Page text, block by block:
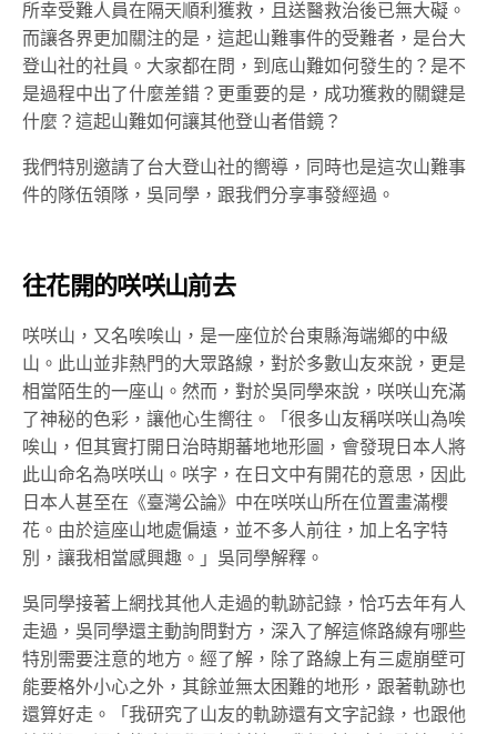
所幸受難人員在隔天順利獲救，且送醫救治後已無大礙。
而讓各界更加關注的是，這起山難事件的受難者，是台大
登山社的社員。大家都在問，到底山難如何發生的？是不
是過程中出了什麼差錯？更重要的是，成功獲救的關鍵是
什麼？這起山難如何讓其他登山者借鏡？
我們特別邀請了台大登山社的嚮導，同時也是這次山難事
件的隊伍領隊，吳同學，跟我們分享事發經過。
往花開的咲咲山前去
咲咲山，又名唉唉山，是一座位於台東縣海端鄉的中級
山。此山並非熱門的大眾路線，對於多數山友來說，更是
相當陌生的一座山。然而，對於吳同學來說，咲咲山充滿
了神秘的色彩，讓他心生嚮往。「很多山友稱咲咲山為唉
唉山，但其實打開日治時期蕃地地形圖，會發現日本人將
此山命名為咲咲山。咲字，在日文中有開花的意思，因此
日本人甚至在《臺灣公論》中在咲咲山所在位置畫滿櫻
花。由於這座山地處偏遠，並不多人前往，加上名字特
別，讓我相當感興趣。」吳同學解釋。
吳同學接著上網找其他人走過的軌跡記錄，恰巧去年有人
走過，吳同學還主動詢問對方，深入了解這條路線有哪些
特別需要注意的地方。經了解，除了路線上有三處崩壁可
能要格外小心之外，其餘並無太困難的地形，跟著軌跡也
還算好走。「我研究了山友的軌跡還有文字記錄，也跟他